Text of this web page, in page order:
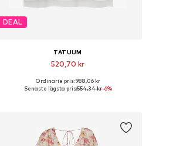
DEAL
TATUUM
520,70 kr
Tillgängliga storlekar: S, M, L, XL
Ordinarie pris: 988,06 kr
Senaste lägsta pris:554,34 kr-6%